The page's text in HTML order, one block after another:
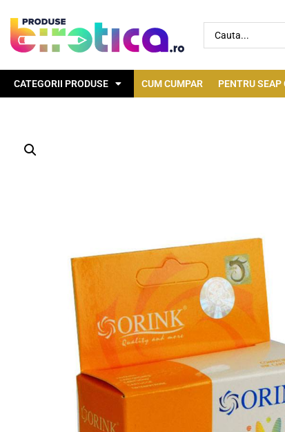
CATEGORII PRODUSE CUM CUMPAR PENTRU SEAP